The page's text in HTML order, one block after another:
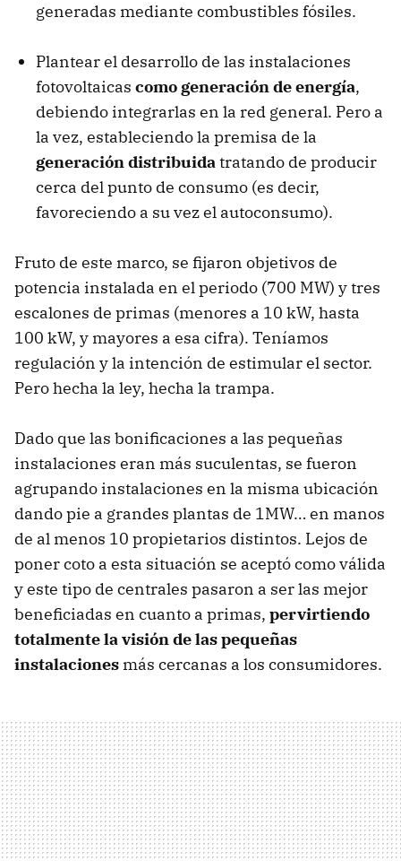
generadas mediante combustibles fósiles.
Plantear el desarrollo de las instalaciones
fotovoltaicas como generación de energía,
debiendo integrarlas en la red general. Pero a
la vez, estableciendo la premisa de la
generación distribuidatratando de producir
cerca del punto de consumo (es decir,
favoreciendo a su vez el autoconsumo).
Fruto de este marco, se fijaron objetivos de
potencia instalada en el periodo (700 MW) y tres
escalones de primas (menores a 10 kW, hasta
100 kW, y mayores a esa cifra). Teníamos
regulación y la intención de estimular el sector.
Pero hecha la ley, hecha la trampa.
Dado que las bonificaciones a las pequeñas
instalaciones eran más suculentas, se fueron
agrupando instalaciones en la misma ubicación
dando pie a grandes plantas de 1MW… en manos
de al menos 10 propietarios distintos. Lejos de
poner coto a esta situación se aceptó como válida
y este tipo de centrales pasaron a ser las mejor
beneficiadas en cuanto a primas, pervirtiendo
totalmente la visión de las pequeñas
instalaciones más cercanas a los consumidores.